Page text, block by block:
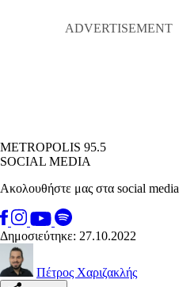
METROPOLIS 95.5
SOCIAL MEDIA
Ακολουθήστε μας στα social media
Δημοσιεύτηκε: 27.10.2022
Πέτρος Χαριζακλής